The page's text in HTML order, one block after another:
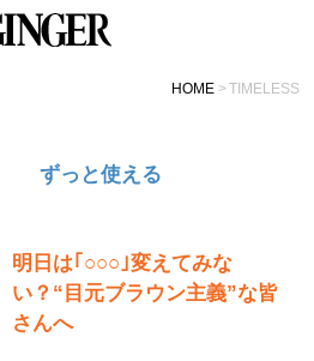
HOME TIMELESS
ずっと使える
明日は｢○○○｣変えてみな
い？“目元ブラウン主義”な皆
さんへ